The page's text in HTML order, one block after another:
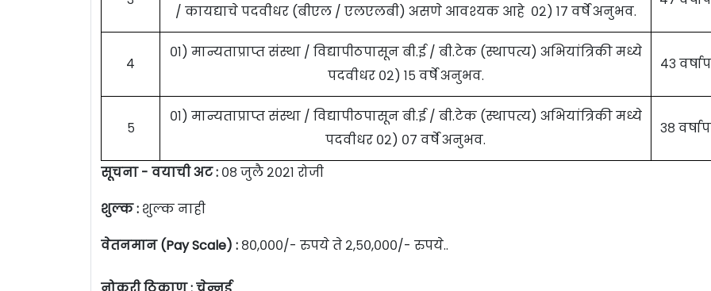
/ कायद्याचे पदवीधर (बीएल / एलएलबी) असणे आवश्यक आहे ०२) १७ वर्षे अनुभव.
४
०१) मान्यताप्राप्त संस्था / विद्यापीठपासून बी.ई / बी.टेक (स्थापत्य) अभियांत्रिकी मध्ये
पदवीधर ०२) १५ वर्षे अनुभव.
४३
५
०१) मान्यताप्राप्त संस्था / विद्यापीठपासून बी.ई / बी.टेक (स्थापत्य) अभियांत्रिकी मध्ये
पदवीधर ०२) ०७ वर्षे अनुभव.
३८
सूचना - वयाची अट : ०८ जुलै २०२१ रोजी
शुल्क : शुल्क नाही
वेतनमान (Pay Scale) : ८०,०००/- रुपये ते २,५०,०००/- रुपये..